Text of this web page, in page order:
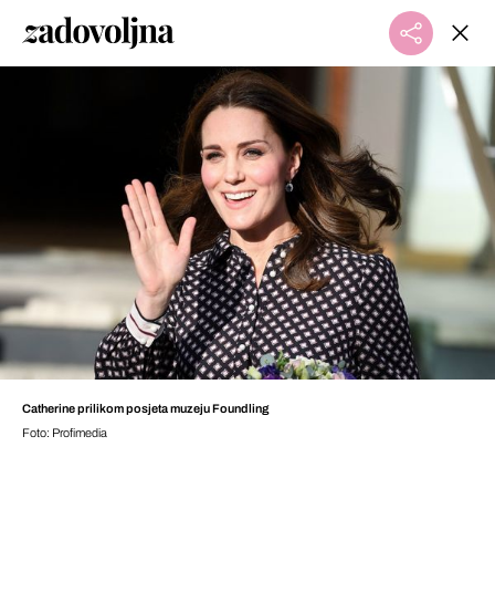
Catherine prilikom posjeta muzeju Foundling
Foto: Profimedia